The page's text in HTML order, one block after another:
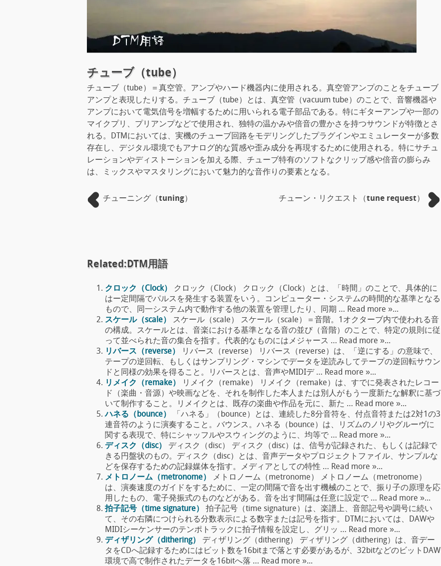
チューブ（tube）
チューブ（tube）＝真空管。アンプやハード機器内に使用される。真空管アンプのことをチューブ
アンプと表現したりする。チューブ（tube）とは、真空管（vacuum tube）のことで、音響機器や
アンプにおいて電気信号を増幅するために用いられる電子部品である。特にギターアンプや一部の
マイクプリ、プリアンプなどで使用され、独特の温かみや倍音の豊かさを持つサウンドが特徴とさ
れる。DTMにおいては、実機のチューブ回路をモデリングしたプラグインやエミュレーターが多数
存在し、デジタル環境でもアナログ的な質感や歪み成分を再現するために使用される。特にサチュ
レーションやディストーションを加える際、チューブ特有のソフトなクリップ感や倍音の膨らみ
は、ミックスやマスタリングにおいて魅力的な音作りの要素となる。
チューニング（tuning） チューン・リクエスト（tune request）
Related:DTM用語
クロック（Clock）
クロック（Clock） クロック（Clock）とは、「時間」のことで、具体的に
はー定間隔でパルスを発生する装置をいう。コンピューター・システムの時間的な基準となる
もので、同一システム内で動作する他の装置を管理したり、同期 … Read more »...
スケール（scale）
スケール（scale） スケール（scale）＝音階。1オクターブ内で使われる音
の構成。スケールとは、音楽における基準となる音の並び（音階）のことで、特定の規則に従
って並べられた音の集合を指す。代表的なものにはメジャース … Read more »...
リバース（reverse）
リバース（reverse） リバース（reverse）は、「逆にする」の意味で、
テープの逆回転、もしくはサンプリング・マシンでデータを逆読みしてテープの逆回転サウン
ドと同様の効果を得ること。リバースとは、音声やMIDIデ … Read more »...
リメイク（remake）
リメイク（remake） リメイク（remake）は、すでに発表されたレコー
ド（楽曲・音源）や映画などを、それを制作した本人または別人がもう一度新たな解釈に基づ
いて制作すること。リメイクとは、既存の楽曲や作品を元に、新た … Read more »...
ハネる（bounce）
「ハネる」（bounce）とは、連続した8分音符を、付点音符または2対1の3
連音符のように演奏すること。バウンス。ハネる（bounce）は、リズムのノリやグルーヴに
関する表現で、特にシャッフルやスウィングのように、均等で … Read more »...
ディスク（disc）
ディスク（disc） ディスク（disc）は、信号が記録された、もしくは記録で
きる円盤状のもの。ディスク（disc）とは、音声データやプロジェクトファイル、サンプルな
どを保存するための記録媒体を指す。メディアとしての特性 … Read more »...
メトロノーム（metronome）
メトロノーム（metronome） メトロノーム（metronome）
は、演奏速度のガイドをするために、一定の間隔で音を出す機械のことで、振り子の原理を応
用したもの、電子発振式のものなどがある。音を出す間隔は任意に設定で … Read more »...
拍子記号（time signature）
拍子記号（time signature）は、楽譜上、音部記号や調号に続い
て、その右隣につけられる分数表示による数字または記号を指す。DTMにおいては、DAWや
MIDIシーケンサーのテンポトラックに拍子情報を設定し、グリッ … Read more »...
ディザリング（dithering）
ディザリング（dithering） ディザリング（dithering）は、音デー
タをCDへ記録するためにはビット数を16bitまで落とす必要があるが、32bitなどのビットDAW
環境で高で制作されたデータを16bitへ落 … Read more »...